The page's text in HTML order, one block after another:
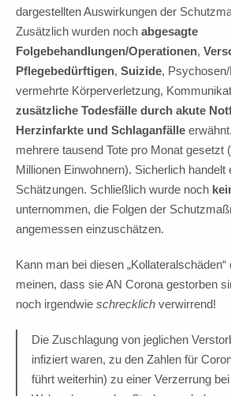
dargestellten Auswirkungen der
Zusätzlich wurden noch abgesagte
Folgebehandlungen/Operationen,
Pflegebedürftigen, Suizide,
vermehrte Körperverletzung,
zusätzliche Todesfälle durch akute
Herzinfarkte und Schlaganfälle
mehrere tausend Tote pro Monat gesetzt
Millionen Einwohnern). Sicherlich handelt
Schätzungen. Schließlich wurde noch
unternommen, die Folgen der
angemessen einzuschätzen.
Kann man bei diesen
meinen, dass sie AN Corona gestorben
noch irgendwie schrecklich verwirrend!
Die Zuschlagung von jeglichen
infiziert waren, zu den Zahlen für
führt weiterhin) zu einer Verzerrung